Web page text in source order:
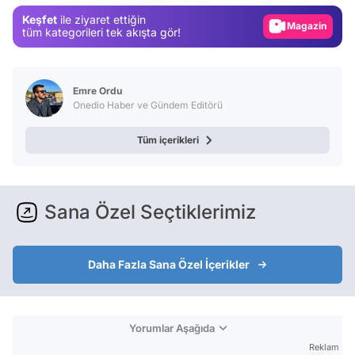
Keşfet ile ziyaret ettiğin
tüm kategorileri tek akışta gör!
Magazin
Emre Ordu
Onedio Haber ve Gündem Editörü
Tüm içerikleri
Sana Özel Seçtiklerimiz
Daha Fazla Sana Özel İçerikler
Yorumlar Aşağıda
Reklam